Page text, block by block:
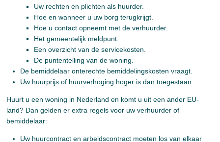
Uw rechten en plichten als huurder.
Hoe en wanneer u uw borg terugkrijgt.
Hoe u contact opneemt met de verhuurder.
Het gemeentelijk meldpunt.
Een overzicht van de servicekosten.
De puntentelling van de woning.
De bemiddelaar onterechte bemiddelingskosten vraagt.
Uw huurprijs of huurverhoging hoger is dan toegestaan.
Huurt u een woning in Nederland en komt u uit een ander EU-
land? Dan gelden er extra regels voor uw verhuurder of
bemiddelaar:
Uw huurcontract en arbeidscontract moeten los van elkaar